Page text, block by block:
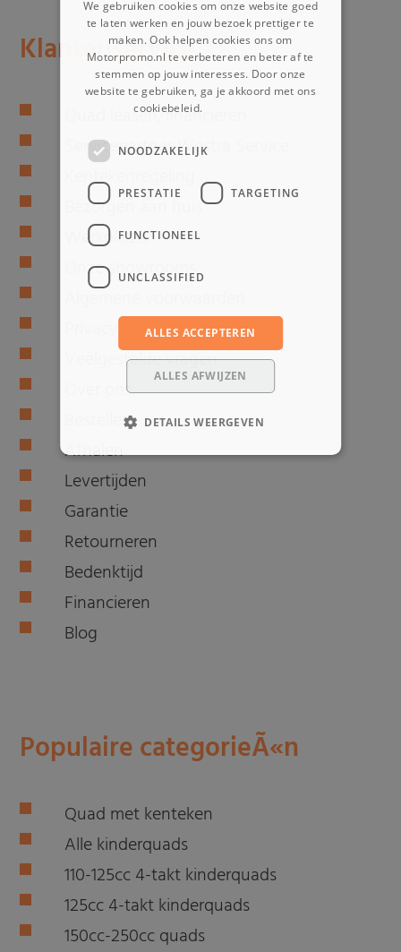
Klantenservice
Quad leasen/financieren
Servicepartner Westra Service
Kentekenregeling
Bezorgen aan huis
Werkplaats
Onze showrooms
Privacy
Veelgestelde vragen
Over ons
Bestellen
Afhalen
Levertijden
Garantie
Retourneren
Bedenktijd
Financieren
Blog
Populaire categorieÃ«n
Quad met kenteken
Alle kinderquads
110-125cc 4-takt kinderquads
125cc 4-takt kinderquads
150cc-250cc quads
We gebruiken cookies om onze website goed
te laten werken en jouw bezoek prettiger te
maken. Ook helpen cookies ons om
Motorpromo.nl te verbeteren en beter af te
stemmen op jouw interesses. Door onze
website te gebruiken, ga je akkoord met ons
cookiebeleid.
NOODZAKELIJK
PRESTATIE TARGETING
FUNCTIONEEL
UNCLASSIFIED
ALLES ACCEPTEREN
ALLES AFWIJZEN
DETAILS WEERGEVEN